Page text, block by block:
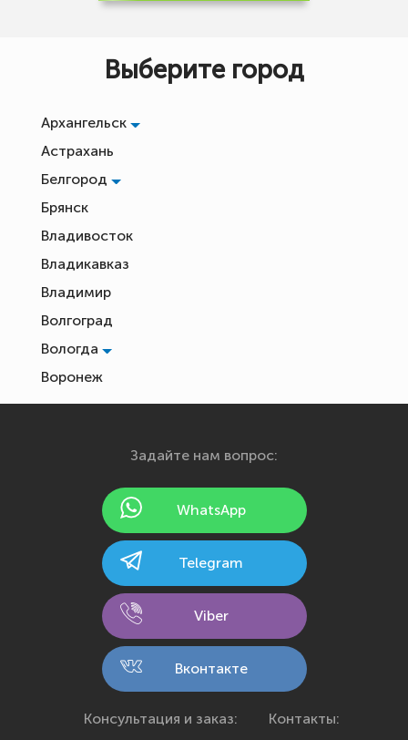
Выберите город
Архангельск
Астрахань
Белгород
Брянск
Владивосток
Владикавказ
Владимир
Волгоград
Вологда
Воронеж
Екатеринбург
Йошкар-Ола
Калининград
Кемерово
Кострома
Краснодар
Красноярск
Задайте нам вопрос:
WhatsApp
Telegram
Viber
Вконтакте
Консультация и заказ: Контакты: